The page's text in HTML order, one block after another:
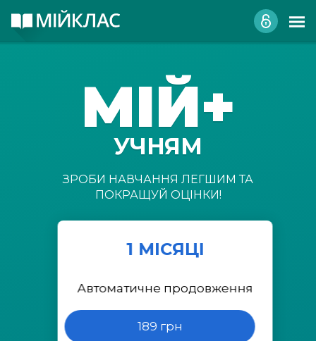
МІЙ+
УЧНЯМ
ЗРОБИ НАВЧАННЯ ЛЕГШИМ ТА
ПОКРАЩУЙ ОЦІНКИ!
1 МІСЯЦІ
Автоматичне продовження
189 грн